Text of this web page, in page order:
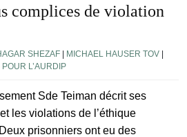
complices de violation
SHEZAF | MICHAEL HAUSER TOV |
L’AURDIP
Sde Teiman décrit ses
les violations de l’éthique
prisonniers ont eu des